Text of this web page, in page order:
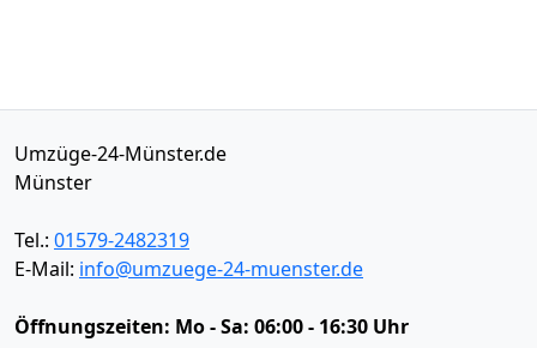
Umzüge-24-Münster.de
Münster
Tel.: 01579-2482319
E-Mail: info@umzuege-24-muenster.de
Öffnungszeiten: Mo - Sa: 06:00 - 16:30 Uhr